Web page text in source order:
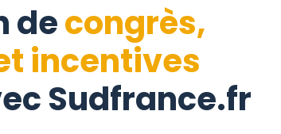
decongrès,
incentives
Sudfrance.fr